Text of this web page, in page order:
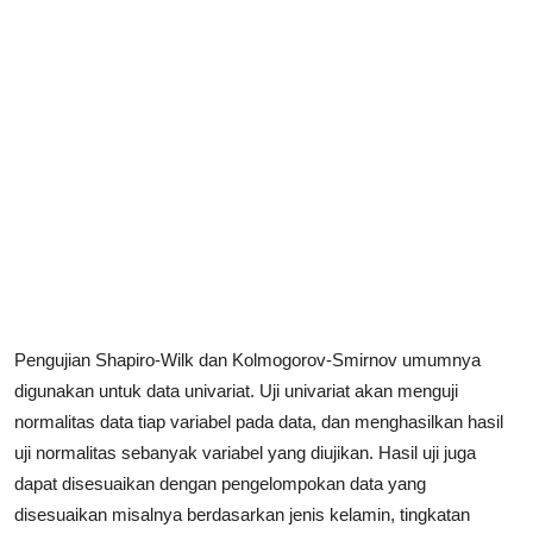
Pengujian Shapiro-Wilk dan Kolmogorov-Smirnov umumnya
digunakan untuk data univariat. Uji univariat akan menguji
normalitas data tiap variabel pada data, dan menghasilkan hasil
uji normalitas sebanyak variabel yang diujikan. Hasil uji juga
dapat disesuaikan dengan pengelompokan data yang
disesuaikan misalnya berdasarkan jenis kelamin, tingkatan